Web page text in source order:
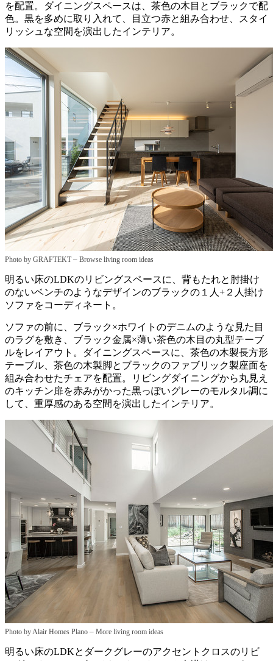
を配置。ダイニングスペースは、茶色の木目とブラックで配
色。黒を多めに取り入れて、目立つ赤と組み合わせ、スタイ
リッシュな空間を演出したインテリア。
Photo by GRAFTEKT– Browse living room ideas
明るい床のLDKのリビングスペースに、背もたれと肘掛け
のないベンチのようなデザインのブラックの１人+２人掛け
ソファをコーディネート。
ソファの前に、ブラック×ホワイトのデニムのような見た目
のラグを敷き、ブラック金属×薄い茶色の木目の丸型テーブ
ルをレイアウト。ダイニングスペースに、茶色の木製長方形
テーブル、茶色の木製脚とブラックのファブリック製座面を
組み合わせたチェアを配置。リビングダイニングから丸見え
のキッチン扉を赤みがかった黒っぽいグレーのモルタル調に
して、重厚感のある空間を演出したインテリア。
Photo by Alair Homes Plano – More living room ideas
明るい床のLDKとダークグレーのアクセントクロスのリビ